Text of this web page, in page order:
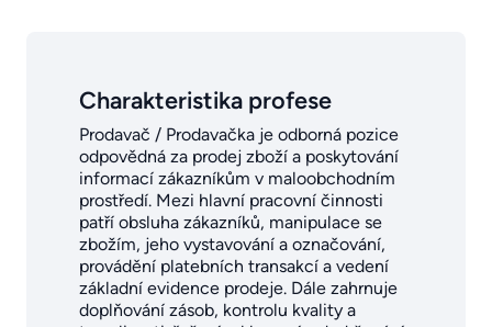
Charakteristika profese
Prodavač / Prodavačka je odborná pozice
odpovědná za prodej zboží a poskytování
informací zákazníkům v maloobchodním
prostředí. Mezi hlavní pracovní činnosti
patří obsluha zákazníků, manipulace se
zbožím, jeho vystavování a označování,
provádění platebních transakcí a vedení
základní evidence prodeje. Dále zahrnuje
doplňování zásob, kontrolu kvality a